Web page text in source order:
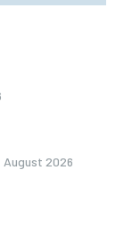
August 2026